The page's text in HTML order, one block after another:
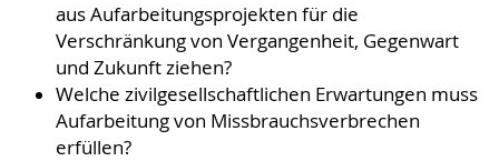
aus Aufarbeitungsprojekten für die
Verschränkung von Vergangenheit, Gegenwart
und Zukunft ziehen?
Welche zivilgesellschaftlichen Erwartungen muss
Aufarbeitung von Missbrauchsverbrechen
erfüllen?